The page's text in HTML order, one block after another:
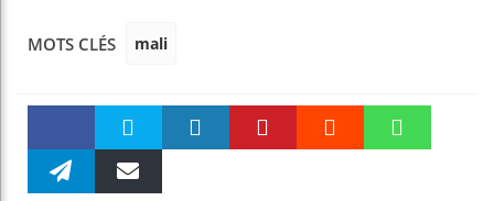
MOTS CLÉS mali
Faceboo Twitter